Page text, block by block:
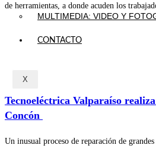
MULTIMEDIA: VIDEO Y
CONTACTO
X
de herramientas, a donde acuden los
Tecnoeléctrica Valparaíso
Concón
Un inusual proceso de reparación de